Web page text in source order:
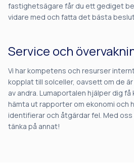
fastighetsägare får du ett gediget
vidare med och fatta det bästa
Service och
Vi har kompetens och resurser
kopplat till solceller, oavsett om de
av andra. Lumaportalen hjälper dig
hämta ut rapporter om ekonomi och
identifierar och åtgärdar fel. Med
tänka på annat!